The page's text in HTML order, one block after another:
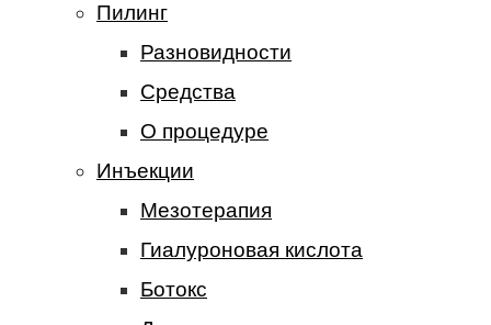
Пилинг
Разновидности
Средства
О процедуре
Инъекции
Мезотерапия
Гиалуроновая кислота
Ботокс